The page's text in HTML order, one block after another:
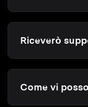
Riceverò
Come vi